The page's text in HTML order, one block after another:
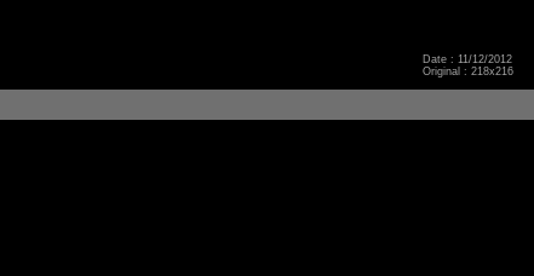
Date : 11/12/2012
Original : 218x216